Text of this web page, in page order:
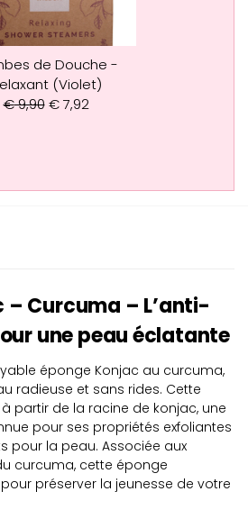
de Douche -
(Violet)
€9,90 €7,92
– Curcuma – L’anti-
une peau éclatante
éponge Konjac au curcuma,
radieuse et sans rides. Cette
partir de la racine de konjac, une
pour ses propriétés exfoliantes
pour la peau. Associée aux
curcuma, cette éponge
préserver la jeunesse de votre